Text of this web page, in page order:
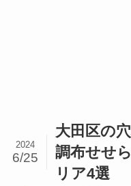
大田区の
調布せせ
リア4選
2024
6/25